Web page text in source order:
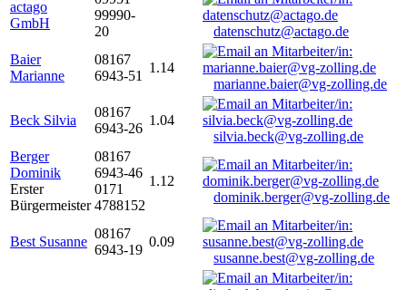
actago
GmbH
99990-
20
datenschutz@actago.de
Baier
Marianne
08167
6943-51
1.14
marianne.baier@vg-zolling.de
Beck Silvia
08167
6943-26
1.04
silvia.beck@vg-zolling.de
Berger
Dominik
Erster
Bürgermeister
08167
6943-46
0171
4788152
1.12
dominik.berger@vg-zolling.de
Best Susanne
08167
6943-19
0.09
susanne.best@vg-zolling.de